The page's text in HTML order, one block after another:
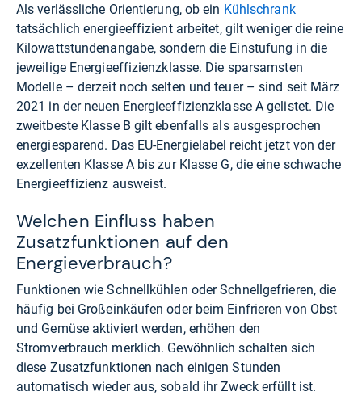
Als verlässliche Orientierung, ob ein Kühlschrank
tatsächlich energieeffizient arbeitet, gilt weniger die reine
Kilowattstundenangabe, sondern die Einstufung in die
jeweilige Energieeffizienzklasse. Die sparsamsten
Modelle – derzeit noch selten und teuer – sind seit März
2021 in der neuen Energieeffizienzklasse A gelistet. Die
zweitbeste Klasse B gilt ebenfalls als ausgesprochen
energiesparend. Das EU-Energielabel reicht jetzt von der
exzellenten Klasse A bis zur Klasse G, die eine schwache
Energieeffizienz ausweist.
Welchen Einfluss haben
Zusatzfunktionen auf den
Energieverbrauch?
Funktionen wie Schnellkühlen oder Schnellgefrieren, die
häufig bei Großeinkäufen oder beim Einfrieren von Obst
und Gemüse aktiviert werden, erhöhen den
Stromverbrauch merklich. Gewöhnlich schalten sich
diese Zusatzfunktionen nach einigen Stunden
automatisch wieder aus, sobald ihr Zweck erfüllt ist.